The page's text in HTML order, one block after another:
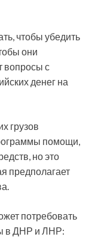
чтобы убедить
они
вопросы с
денег на
грузов
помощи,
но это
предполагает
потребовать
в ДНР и ЛНР: